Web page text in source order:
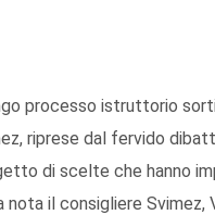
processo istruttorio
riprese dal fervido
di scelte che hanno
nota il consigliere Svimez,